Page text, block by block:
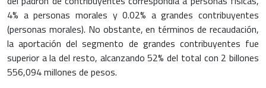
4% a personas morales y 0.02% a grandes contribuyentes
(personas morales). No obstante, en términos de recaudación,
la aportación del segmento de grandes contribuyentes fue
superior a la del resto, alcanzando 52% del total con 2 billones
556,094 millones de pesos.